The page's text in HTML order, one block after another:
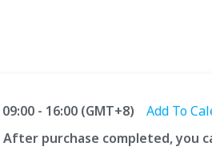
- 16:00 (GMT+8)
Add To
After purchase completed,